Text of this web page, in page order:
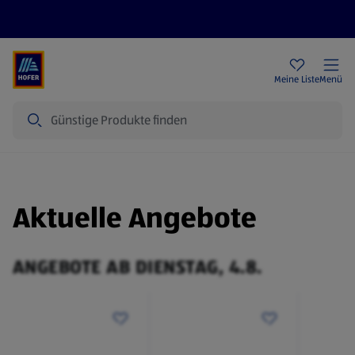
Meine ListeMenü
Aktuelle Angebote
ANGEBOTE AB DIENSTAG, 4.8.